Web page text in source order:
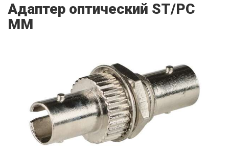
Адаптер оптический ST/PC
MM